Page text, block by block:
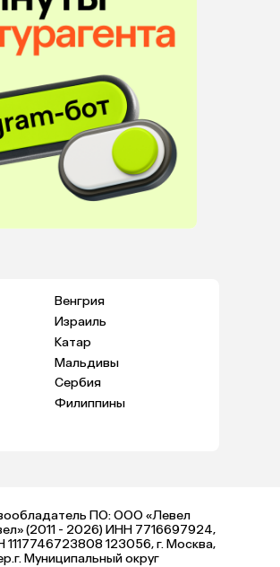
Венгрия
Израиль
Катар
Мальдивы
Сербия
Филиппины
ПО: ООО «Левел
(2011 - 2026) ИНН 7716697924,
1117746723808 123056, г. Москва,
Муниципальный округ